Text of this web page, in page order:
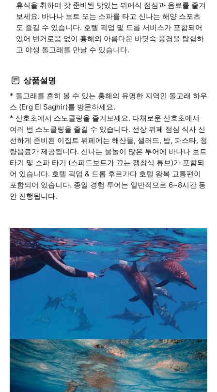
휴식을 취하며 갓 준비된 맛있는 뷔페식 점심과 음료를 즐겨
보세요. 바나나 보트 또는 소파를 타고 신나는 해양 스포츠
도 즐길 수 있습니다. 호텔 픽업 및 드롭 서비스가 포함되어
있어 번거로움 없이 홍해의 아름다운 바닷속 풍경을 탐험하
고 야생 돌고래를 만날 수 있습니다.
상품설명
* 돌고래를 흔히 볼 수 있는 홍해의 유명한 지역인 돌고래 하우
스 (Erg El Saghir)를 방문하세요.
* 산호초에서 스노클링을 즐겨보세요. 다채로운 산호초에서
여러 번 스노클링을 즐길 수 있습니다. 선상 뷔페 점심 식사 신
선하게 준비된 이집트 뷔페에는 해산물, 샐러드, 밥, 파스타, 청
량음료가 제공됩니다. 신나는 물놀이 많은 투어에 바나나 보트
타기 및 소파 타기 (스피드보트가 끄는 팽창식 튜브)가 포함되
어 있습니다. 호텔 픽업 & 드롭 후르가다 호텔 왕복 교통편이
포함되어 있습니다. 종일 경험 투어는 일반적으로 6~8시간 동
안 진행됩니다.